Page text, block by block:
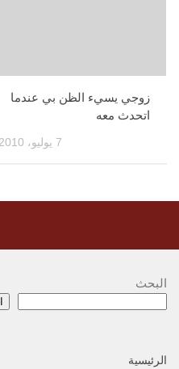
زوجي يسيء الظن بي عندما
اتحدث معه
7 يوليو، 2010
البحث
الرئيسية